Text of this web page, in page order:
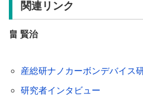
関連リンク
畠 賢治
産総研ナノカーボンデバイス
研究者インタビュー